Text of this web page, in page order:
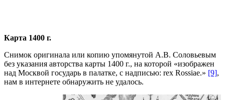
Карта 1400 г.
Снимок оригинала или копию упомянутой А.В. Соловьевым
без указания авторства карты 1400 г., на которой «изображен
над Москвой государь в палатке, с надписью: rex Rossiae.» [9],
нам в интернете обнаружить не удалось.